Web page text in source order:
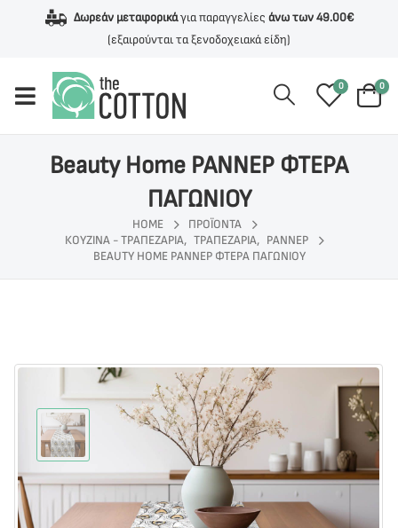
Δωρεάν μεταφορικάγια παραγγελίες άνω των 49.00€
(εξαιρούνται τα ξενοδοχειακά είδη)
0 0
Beauty Home ΡΑΝΝΕΡ ΦΤΕΡΑ
ΠΑΓΩΝΙΟΥ
HOME
ΠΡΟΪΌΝΤΑ
ΚΟΥΖΙΝΑ - ΤΡΑΠΕΖΑΡΙΑ, ΤΡΑΠΕΖΑΡΙΑ, ΡΑΝΝΕΡ
BEAUTY HOME ΡΑΝΝΕΡ ΦΤΕΡΑ ΠΑΓΩΝΙΟΥ